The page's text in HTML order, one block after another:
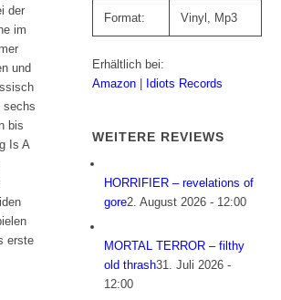
der
im
und
sechs
bis
Is A
erste
Format: Vinyl, Mp3
Erhältlich bei:
Amazon
Idiots Records
WEITERE REVIEWS
HORRIFIER – revelations of
gore2. August 2026 - 12:00
MORTAL TERROR – filthy
old thrash31. Juli 2026 -
12:00